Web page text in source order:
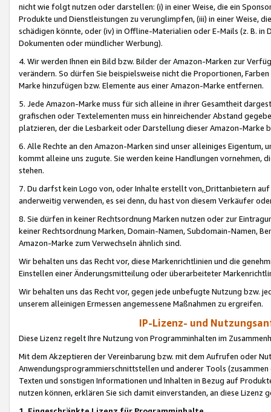
nicht wie folgt nutzen oder darstellen: (i) in einer Weise, die ein
Produkte und Dienstleistungen zu verunglimpfen, (iii) in einer Weise,
schädigen könnte, oder (iv) in Offline-Materialien oder E-Mails (z. B. in
Dokumenten oder mündlicher Werbung).
4. Wir werden Ihnen ein Bild bzw. Bilder der Amazon-Marken zur
verändern. So dürfen Sie beispielsweise nicht die Proportionen,
Marke hinzufügen bzw. Elemente aus einer Amazon-Marke entfernen.
5. Jede Amazon-Marke muss für sich alleine in ihrer Gesamtheit
grafischen oder Textelementen muss ein hinreichender Abstand
platzieren, der die Lesbarkeit oder Darstellung dieser Amazon-Marke
6. Alle Rechte an den Amazon-Marken sind unser alleiniges
kommt alleine uns zugute. Sie werden keine Handlungen vornehmen,
stehen.
7. Du darfst kein Logo von, oder Inhalte erstellt von,Drittanbietern auf
anderweitig verwenden, es sei denn, du hast von diesem Verkäufer
8. Sie dürfen in keiner Rechtsordnung Marken nutzen oder zur
keiner Rechtsordnung Marken, Domain-Namen, Subdomain-Namen,
Amazon-Marke zum Verwechseln ähnlich sind.
Wir behalten uns das Recht vor, diese Markenrichtlinien und die
Einstellen einer Änderungsmitteilung oder überarbeiteter
Wir behalten uns das Recht vor, gegen jede unbefugte Nutzung bzw.
unserem alleinigen Ermessen angemessene Maßnahmen zu ergreifen.
IP-Lizenz- und
Diese Lizenz regelt Ihre Nutzung von Programminhalten im
Mit dem Akzeptieren der Vereinbarung bzw. mit dem Aufrufen oder
Anwendungsprogrammierschnittstellen und anderer Tools (zusammen
Texten und sonstigen Informationen und Inhalten in Bezug auf
nutzen können, erklären Sie sich damit einverstanden, an diese Lizenz